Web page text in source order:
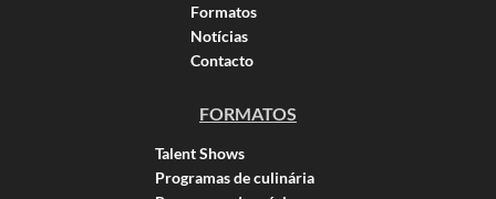
Formatos
Notícias
Contacto
FORMATOS
Talent Shows
Programas de culinária